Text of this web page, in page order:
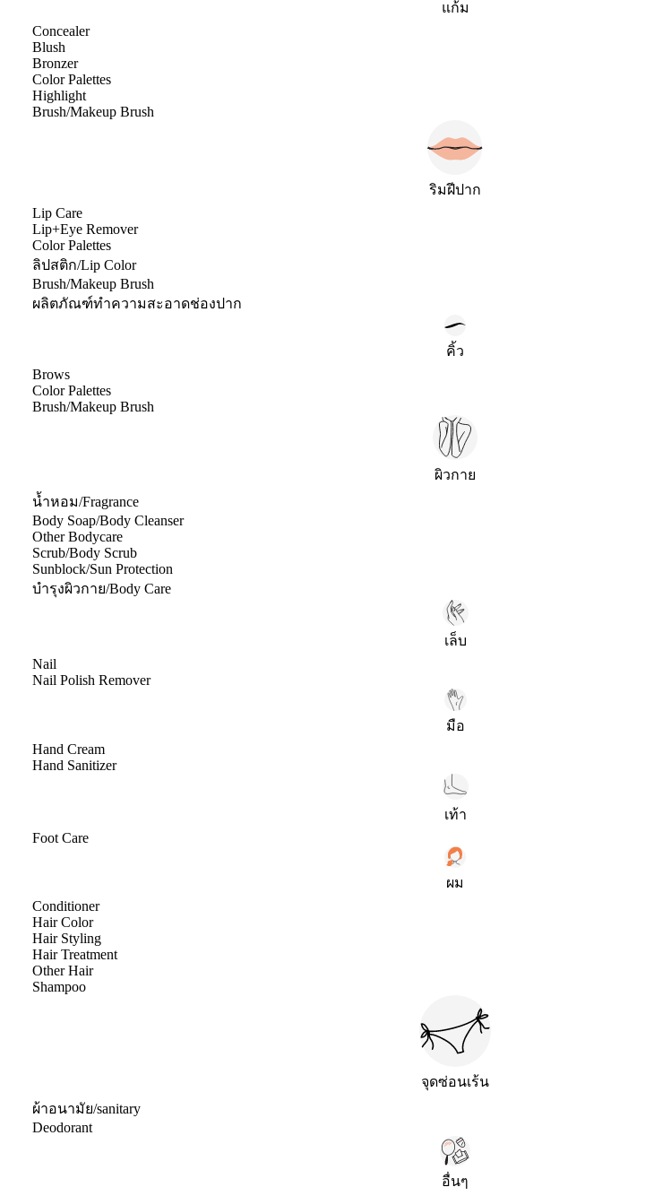
แก้ม
Concealer
Blush
Bronzer
Color Palettes
Highlight
Brush/Makeup Brush
ริมฝีปาก
Lip Care
Lip+Eye Remover
Color Palettes
ลิปสติก/Lip Color
Brush/Makeup Brush
ผลิตภัณฑ์ทำความสะอาดช่องปาก
คิ้ว
Brows
Color Palettes
Brush/Makeup Brush
ผิวกาย
น้ำหอม/Fragrance
Body Soap/Body Cleanser
Other Bodycare
Scrub/Body Scrub
Sunblock/Sun Protection
บำรุงผิวกาย/Body Care
เล็บ
Nail
Nail Polish Remover
มือ
Hand Cream
Hand Sanitizer
เท้า
Foot Care
ผม
Conditioner
Hair Color
Hair Styling
Hair Treatment
Other Hair
Shampoo
จุดซ่อนเร้น
ผ้าอนามัย/sanitary
Deodorant
อื่นๆ